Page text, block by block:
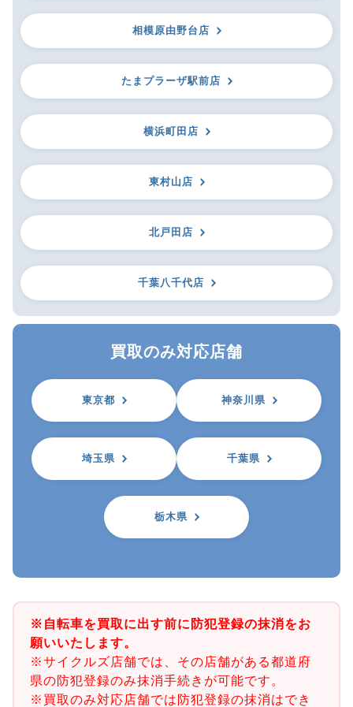
相模原由野台店
たまプラーザ駅前店
横浜町田店
東村山店
北戸田店
千葉八千代店
買取のみ対応店舗
東京都 神奈川県
埼玉県 千葉県
栃木県
※自転車を買取に出す前に防犯登録の抹消をお
願いいたします。
※サイクルズ店舗では、その店舗がある都道府
県の防犯登録のみ抹消手続きが可能です。
※買取のみ対応店舗では防犯登録の抹消はでき